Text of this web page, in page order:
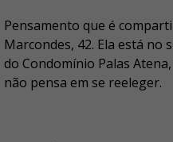
Pensamento que é
Marcondes, 42. Ela está no
do Condomínio Palas
não pensa em se reeleger.